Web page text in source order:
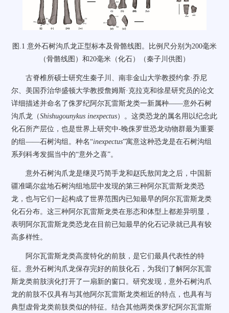
图 .1 意外石树沟爪龙正型标本及骨骼线图。比例尺分别为200毫米
（骨骼线图）和20毫米（化石）（秦子川供图）
古脊椎所硕士研究生秦子川、南非金山大学教授约拿·乔尼
尔、美国乔治华盛顿大学教授詹姆斯·克拉克和徐星研究员的论文
详细描述并命名了侏罗纪阿尔瓦雷斯龙类一新属种——意外石树
沟爪龙（Shishugounykus inexpectus）。这类恐龙的属名用以纪念此
化石所产层位，也是世界上研究中-晚侏罗世恐龙动物群最为重要
的组——石树沟组。种名“inexpectus”寓意这种恐龙是在石树沟组
系列科考发掘当中的“意外之喜”。
意外石树沟爪龙是继灵巧简手龙和赵氏敖闰龙之后，中国新
疆准噶尔盆地石树沟组地层中发现的第三种阿尔瓦雷斯龙类恐
龙，也与它们一起构成了世界范围内已知最早的阿尔瓦雷斯龙类
化石分布。这三种阿尔瓦雷斯龙类在形态和体型上都差异明显，
表明阿尔瓦雷斯龙类恐龙在目前已知最早的化石记录就已具有较
高多样性。
阿尔瓦雷斯龙类高度特化的前肢，是它们最具代表性的特
征。意外石树沟爪龙保存完好的前肢化石，为我们了解阿尔瓦雷
斯龙类前肢演化打开了一扇新的窗口。研究发现，意外石树沟爪
龙的前肢不仅具有与其他阿尔瓦雷斯龙类相近的特点，也具有与
典型虚骨龙类前肢类似的特征。结合其他两类侏罗纪阿尔瓦雷斯